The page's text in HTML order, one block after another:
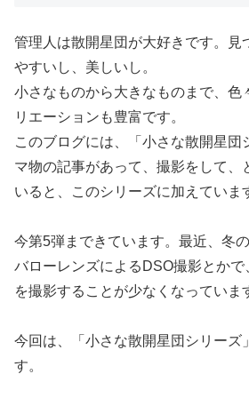
管理人は散開星団が大好きです。見
やすいし、美しいし。
小さなものから大きなものまで、色
リエーションも豊富です。
このブログには、「小さな散開星団
マ物の記事があって、撮影をして、
いると、このシリーズに加えていま
今第5弾まできています。最近、冬
バローレンズによるDSO撮影とかで
を撮影することが少なくなっていま
今回は、「小さな散開星団シリーズ
す。